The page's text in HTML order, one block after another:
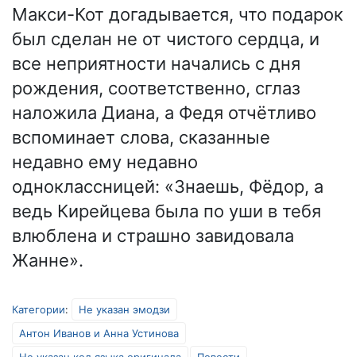
Макси-Кот догадывается, что подарок
был сделан не от чистого сердца, и
все неприятности начались с дня
рождения, соответственно, сглаз
наложила Диана, а Федя отчётливо
вспоминает слова, сказанные
недавно ему недавно
одноклассницей: «Знаешь, Фёдор, а
ведь Кирейцева была по уши в тебя
влюблена и страшно завидовала
Жанне».
Категории:
Не указан эмодзи
Антон Иванов и Анна Устинова